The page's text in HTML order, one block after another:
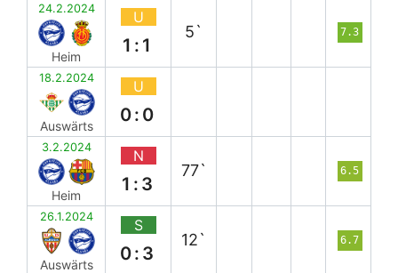
24.2.2024
Heim
U
1:1
5` 7.3
18.2.2024
Auswärts
U
0:0
3.2.2024
Heim
N
1:3
77` 6.5
26.1.2024
Auswärts
S
0:3
12` 6.7